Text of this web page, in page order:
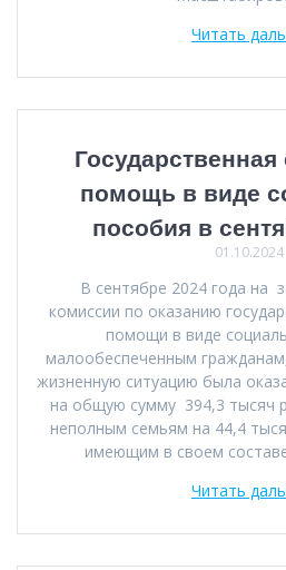
Читать
помощь в виде
пособия в
01.10.2024
В сентябре 2024 года на
комиссии по оказанию
помощи в виде
малообеспеченным
жизненную ситуацию была
на общую сумму 394,3 тысяч
неполным семьям на 44,4
имеющим в своем
Читать